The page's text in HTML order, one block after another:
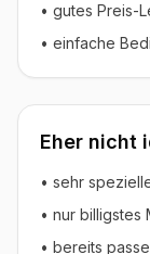
• gutes Preis-
• einfache
Eher nicht
• sehr
• nur billigstes
• bereits